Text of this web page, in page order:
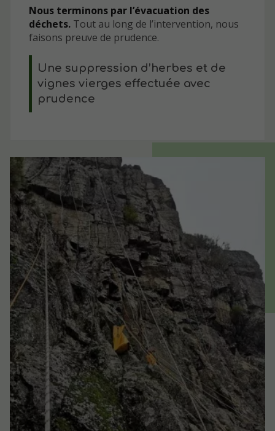
Nous terminons par l’évacuation des
déchets. Tout au long de l’intervention, nous
faisons preuve de prudence.
Une suppression d’herbes et de
vignes vierges effectuée avec
prudence